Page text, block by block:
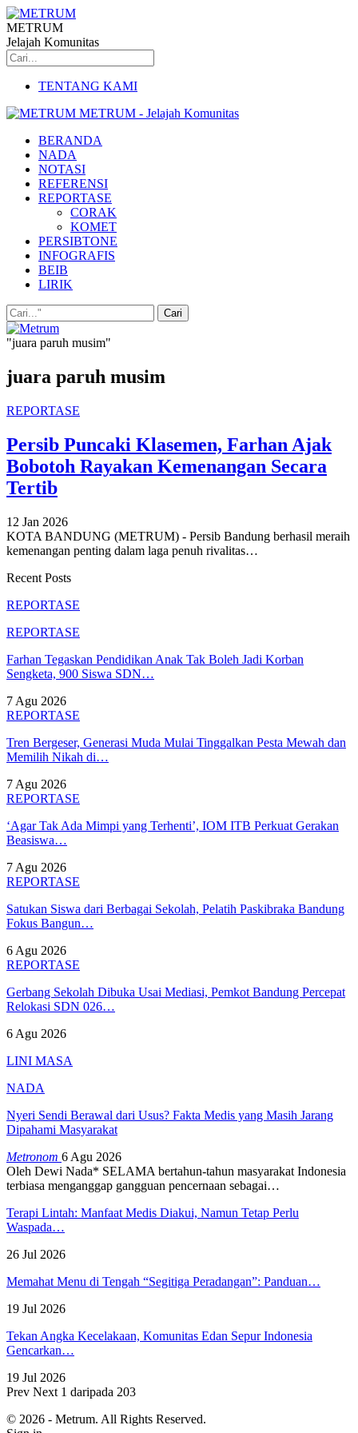
METRUM
Jelajah Komunitas
TENTANG KAMI
METRUM - Jelajah Komunitas
BERANDA
NADA
NOTASI
REFERENSI
REPORTASE
CORAK
KOMET
PERSIBTONE
INFOGRAFIS
BEIB
LIRIK
"juara paruh musim"
juara paruh musim
REPORTASE
Persib Puncaki Klasemen, Farhan Ajak
Bobotoh Rayakan Kemenangan Secara
Tertib
12 Jan 2026
KOTA BANDUNG (METRUM) - Persib Bandung berhasil meraih
kemenangan penting dalam laga penuh rivalitas…
Recent Posts
REPORTASE
REPORTASE
Farhan Tegaskan Pendidikan Anak Tak Boleh Jadi Korban
Sengketa, 900 Siswa SDN…
7 Agu 2026
REPORTASE
Tren Bergeser, Generasi Muda Mulai Tinggalkan Pesta Mewah dan
Memilih Nikah di…
7 Agu 2026
REPORTASE
‘Agar Tak Ada Mimpi yang Terhenti’, IOM ITB Perkuat Gerakan
Beasiswa…
7 Agu 2026
REPORTASE
Satukan Siswa dari Berbagai Sekolah, Pelatih Paskibraka Bandung
Fokus Bangun…
6 Agu 2026
REPORTASE
Gerbang Sekolah Dibuka Usai Mediasi, Pemkot Bandung Percepat
Relokasi SDN 026…
6 Agu 2026
LINI MASA
NADA
Nyeri Sendi Berawal dari Usus? Fakta Medis yang Masih Jarang
Dipahami Masyarakat
Metronom 6 Agu 2026
Oleh Dewi Nada* SELAMA bertahun-tahun masyarakat Indonesia
terbiasa menganggap gangguan pencernaan sebagai…
Terapi Lintah: Manfaat Medis Diakui, Namun Tetap Perlu
Waspada…
26 Jul 2026
Memahat Menu di Tengah “Segitiga Peradangan”: Panduan…
19 Jul 2026
Tekan Angka Kecelakaan, Komunitas Edan Sepur Indonesia
Gencarkan…
19 Jul 2026
Prev Next 1 daripada 203
© 2026 - Metrum. All Rights Reserved.